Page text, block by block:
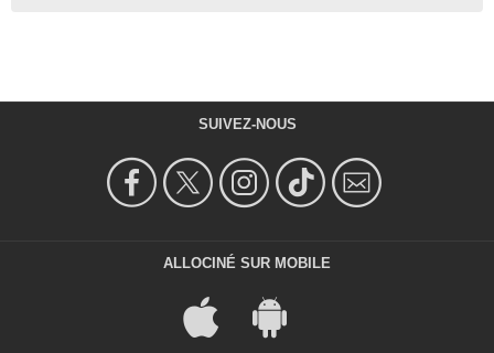
SUIVEZ-NOUS
ALLOCINÉ SUR MOBILE